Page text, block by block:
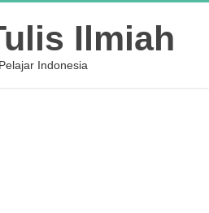
Ilmiah
Indonesia